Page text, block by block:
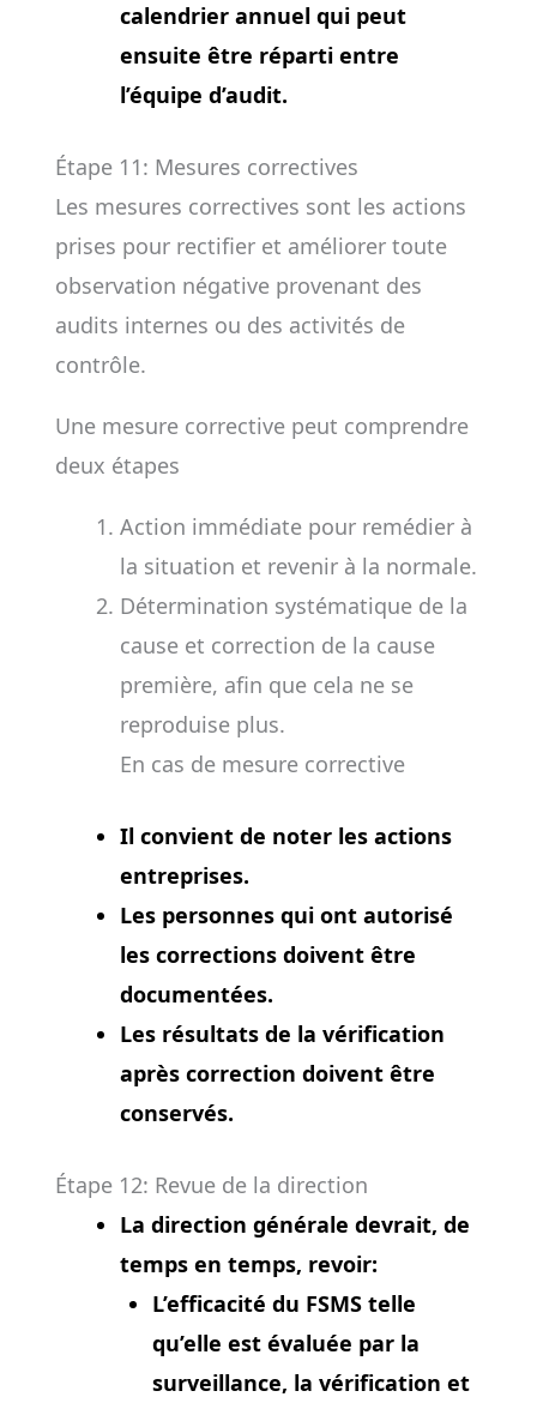
calendrier annuel qui peut
ensuite être réparti entre
l’équipe d’audit.
Étape 11: Mesures correctives
Les mesures correctives sont les actions
prises pour rectifier et améliorer toute
observation négative provenant des
audits internes ou des activités de
contrôle.
Une mesure corrective peut comprendre
deux étapes
Action immédiate pour remédier à
la situation et revenir à la normale.
Détermination systématique de la
cause et correction de la cause
première, afin que cela ne se
reproduise plus.
En cas de mesure corrective
Il convient de noter les actions
entreprises.
Les personnes qui ont autorisé
les corrections doivent être
documentées.
Les résultats de la vérification
après correction doivent être
conservés.
Étape 12: Revue de la direction
La direction générale devrait, de
temps en temps, revoir:
L’efficacité du FSMS telle
qu’elle est évaluée par la
surveillance, la vérification et